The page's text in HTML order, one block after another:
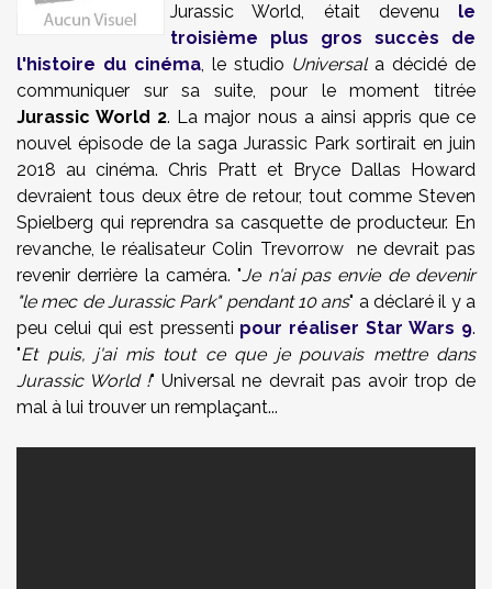
Jurassic World, était devenu le
troisième plus gros succès de
l'histoire du cinéma, le studio Universala décidé de
communiquer sur sa suite, pour le moment titrée
Jurassic World 2. La major nous a ainsi appris que ce
nouvel épisode de la saga Jurassic Park sortirait en juin
2018 au cinéma. Chris Pratt et Bryce Dallas Howard
devraient tous deux être de retour, tout comme Steven
Spielberg qui reprendra sa casquette de producteur. En
revanche, le réalisateur Colin Trevorrow ne devrait pas
revenir derrière la caméra. "Je n'ai pas envie de devenir
"le mec de Jurassic Park" pendant 10 ans" a déclaré il y a
peu celui qui est pressenti pour réaliser Star Wars 9.
"Et puis, j'ai mis tout ce que je pouvais mettre dans
Jurassic World !" Universal ne devrait pas avoir trop de
mal à lui trouver un remplaçant...